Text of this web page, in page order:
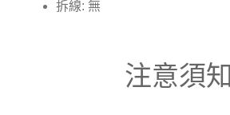
拆線: 無
注意須知